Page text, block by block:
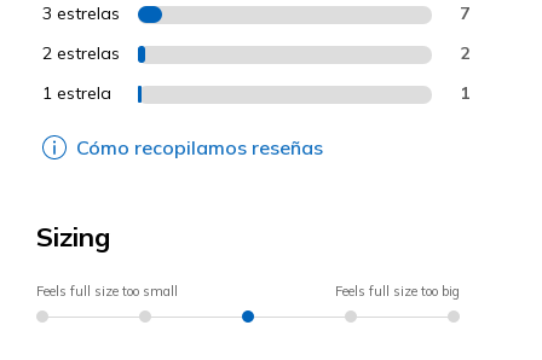
3 estrelas 7
2 estrelas 2
1 estrela 1
Cómo recopilamos reseñas
Sizing
Feels full size too small Feels full size too big